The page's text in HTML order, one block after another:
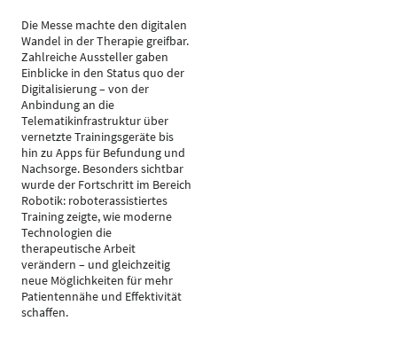
Die Messe machte den digitalen
Wandel in der Therapie greifbar.
Zahlreiche Aussteller gaben
Einblicke in den Status quo der
Digitalisierung – von der
Anbindung an die
Telematikinfrastruktur über
vernetzte Trainingsgeräte bis
hin zu Apps für Befundung und
Nachsorge. Besonders sichtbar
wurde der Fortschritt im Bereich
Robotik: roboterassistiertes
Training zeigte, wie moderne
Technologien die
therapeutische Arbeit
verändern – und gleichzeitig
neue Möglichkeiten für mehr
Patientennähe und Effektivität
schaffen.